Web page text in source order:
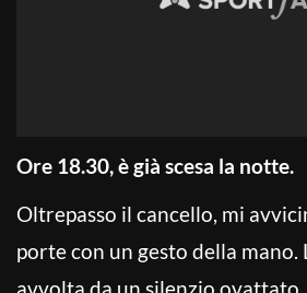
Ore 18.30, è già scesa la notte.
Oltrepasso il cancello, mi
porte con un gesto della mano.
avvolta da un silenzio